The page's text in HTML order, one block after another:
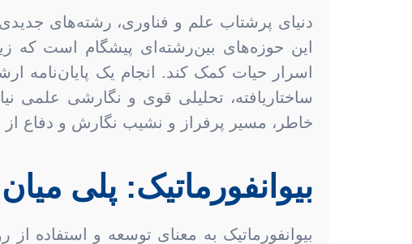
دنیای پرشتاب علم و فناوری، رشته‌های
این حوزه‌های بین‌رشته‌ای پیشگام است که
اسرار حیات کمک کند. انجام یک پایان‌نامه
ساختاریافته، تحلیلی قوی و نگارشی علمی
خاطر، مسیر پرفراز و نشیب نگارش و دفاع از
بیوانفورماتیک: پلی
بیوانفورماتیک به معنای توسعه و استفاده